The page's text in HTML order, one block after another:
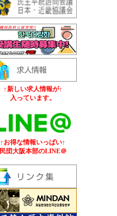
↑新しい求人情報が↑
入っています。
↑お得な情報いっぱい↑
民団大阪本部のLINE＠